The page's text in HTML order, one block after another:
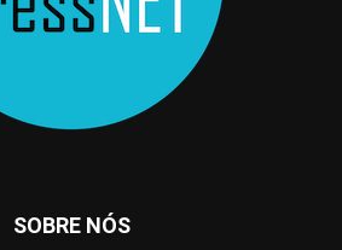
SOBRE NÓS